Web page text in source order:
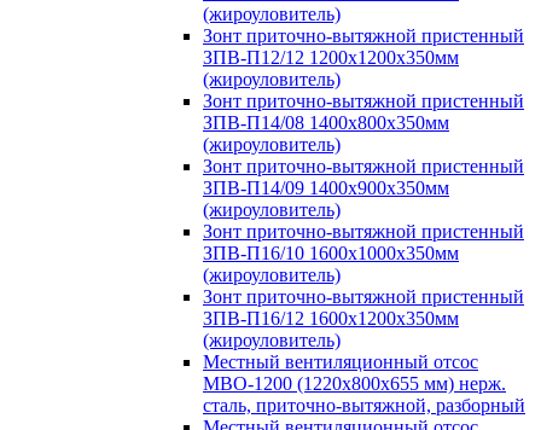
(жироуловитель)
Зонт приточно-вытяжной пристенный
ЗПВ-П12/12 1200х1200х350мм
(жироуловитель)
Зонт приточно-вытяжной пристенный
ЗПВ-П14/08 1400х800х350мм
(жироуловитель)
Зонт приточно-вытяжной пристенный
ЗПВ-П14/09 1400х900х350мм
(жироуловитель)
Зонт приточно-вытяжной пристенный
ЗПВ-П16/10 1600х1000х350мм
(жироуловитель)
Зонт приточно-вытяжной пристенный
ЗПВ-П16/12 1600х1200х350мм
(жироуловитель)
Местный вентиляционный отсос
МВО-1200 (1220х800х655 мм) нерж.
сталь, приточно-вытяжной, разборный